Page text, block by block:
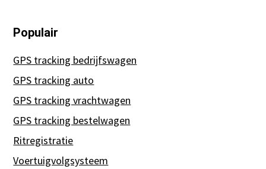
Populair
GPS tracking bedrijfswagen
GPS tracking auto
GPS tracking vrachtwagen
GPS tracking bestelwagen
Ritregistratie
Voertuigvolgsysteem